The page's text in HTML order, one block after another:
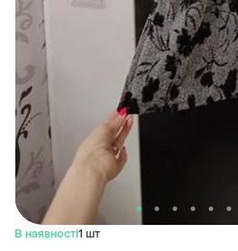
В наявності1 шт